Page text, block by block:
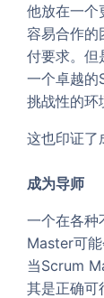
他放在一个
容易合作的
付要求。
一个卓越
挑战性的环
这也印证了
成为导师
一个在各种
Master可
当Scrum
其是正确可